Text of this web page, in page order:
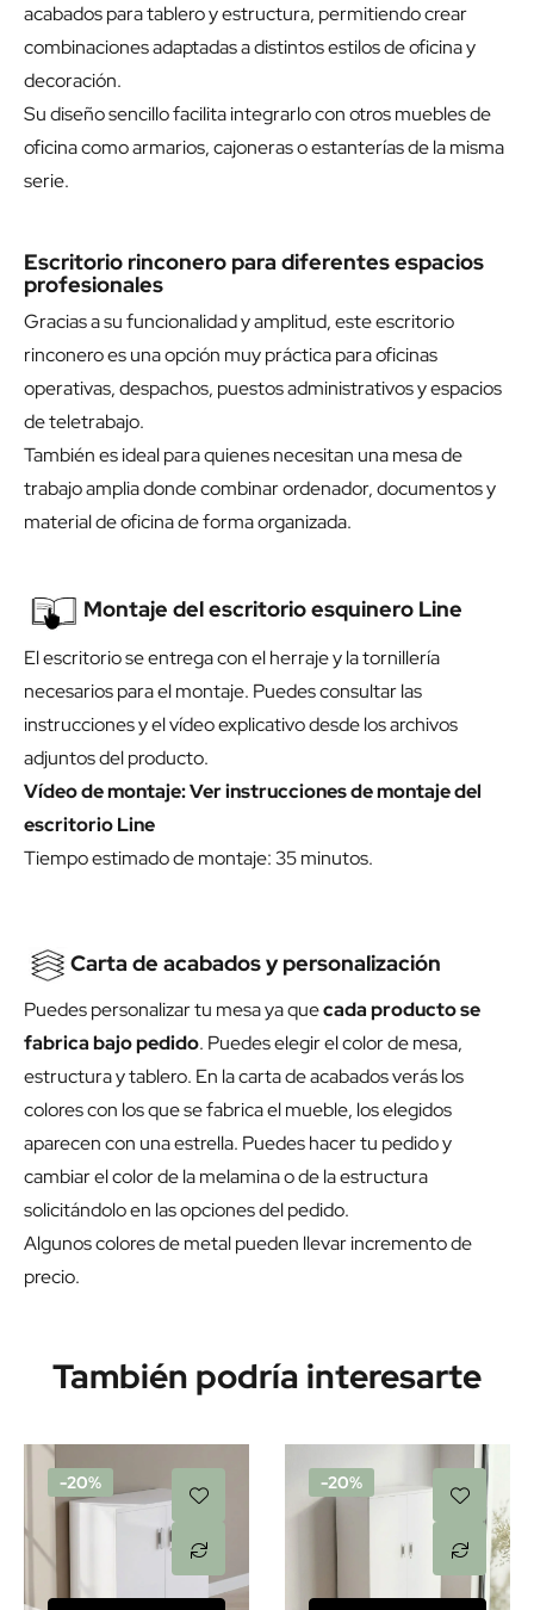
acabados para tablero y estructura, permitiendo crear
combinaciones adaptadas a distintos estilos de oficina y
decoración.
Su diseño sencillo facilita integrarlo con otros muebles de
oficina como armarios, cajoneras o estanterías de la misma
serie.
Escritorio rinconero para diferentes espacios
profesionales
Gracias a su funcionalidad y amplitud, este escritorio
rinconero es una opción muy práctica para oficinas
operativas, despachos, puestos administrativos y espacios
de teletrabajo.
También es ideal para quienes necesitan una mesa de
trabajo amplia donde combinar ordenador, documentos y
material de oficina de forma organizada.
Montaje del escritorio esquinero Line
El escritorio se entrega con el herraje y la tornillería
necesarios para el montaje. Puedes consultar las
instrucciones y el vídeo explicativo desde los archivos
adjuntos del producto.
Vídeo de montaje:Ver instrucciones de montaje del
escritorio Line
Tiempo estimado de montaje: 35 minutos.
Carta de acabados y personalización
Puedes personalizar tu mesa ya quecada producto se
fabrica bajo pedido. Puedes elegir el color de mesa,
estructura y tablero. En la carta de acabados verás los
colores con los que se fabrica el mueble, los elegidos
aparecen con una estrella. Puedes hacer tu pedido y
cambiar el color de la melamina o de la estructura
solicitándolo en las opciones del pedido.
Algunos colores de metal pueden llevar incremento de
precio.
También podría interesarte
-20% -20%